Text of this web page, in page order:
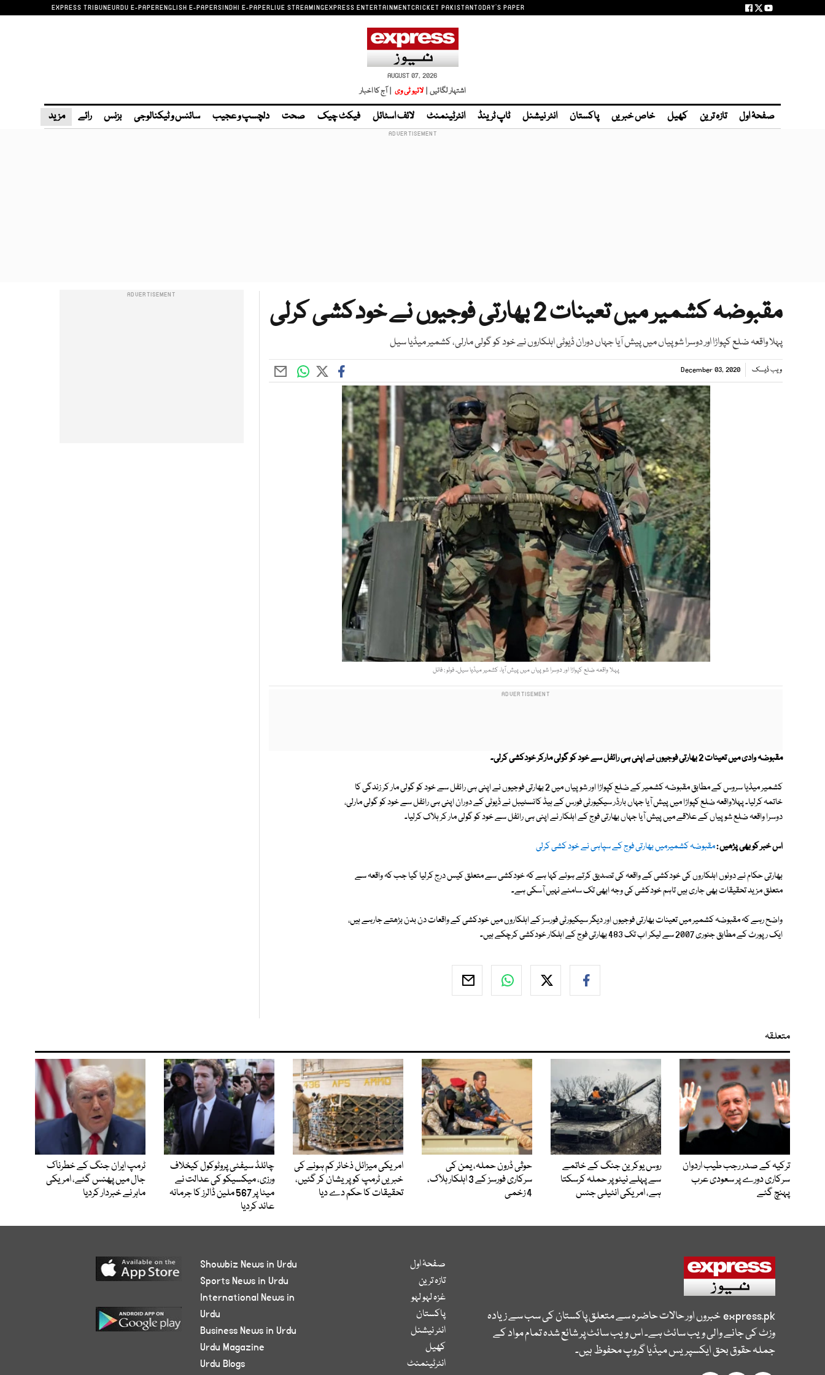
EXPRESS TRIBUNEURDU E-PAPERENGLISH E-PAPERSINDHI E-PAPERLIVE STREAMINGEXPRESS ENTERTAINMENTCRICKET PAKISTANTODAY'S PAPER
AUGUST 07, 2026
اشتہار لگائیں | لائیو ٹی وی | آج کا اخبار
صفحۂ اول تازہ ترین کھیل خاص خبریں پاکستان انٹر نیشنل ٹاپ ٹرینڈ انٹرٹینمنٹ لائف اسٹائل فیکٹ چیک صحت دلچسپ و عجیب سائنس و ٹیکنالوجی بزنس رائے مزید
مقبوضہ کشمیر میں تعینات 2 بھارتی فوجیوں نے خودکشی کرلی
پہلا واقعہ ضلع کپواڑا اور دوسرا شوپیاں میں پیش آیا جہاں دوران ڈیوٹی اہلکاروں نے خود کو گولی مارلی، کشمیر میڈیا سیل
ویب ڈیسک December 03, 2020
پہلا واقعہ ضلع کپواڑا اور دوسرا شوپیاں میں پیش آیا، کشمیر میڈیا سیل۔ فوٹو : فائل
مقبوضہ وادی میں تعینات 2 بھارتی فوجیوں نے اپنی ہی رائفل سے خود کو گولی مارکر خودکشی کرلی۔
کشمیر میڈیا سروس کے مطابق مقبوضہ کشمیر کے ضلع کپواڑا اور شوپیاں میں 2 بھارتی فوجیوں نے اپنی ہی رائفل سے خود کو گولی مار کر زندگی کا
خاتمہ کرلیا۔ پہلاواقعہ ضلع کپواڑا میں پیش آیا جہاں بارڈر سیکیورٹی فورس کے ہیڈ کانسٹیبل نے ڈیوٹی کے دوران اپنی ہی رائفل سے خود کو گولی مارلی،
دوسرا واقعہ ضلع شوپیاں کے علاقے میں پیش آیا جہاں بھارتی فوج کے اہلکار نے اپنی ہی رائفل سے خود کو گولی مار کر ہلاک کرلیا۔
اس خبر کو بھی پڑھیں :مقبوضہ کشمیرمیں بھارتی فوج کے سپاہی نے خود کشی کرلی
بھارتی حکام نے دونوں اہلکاروں کی خودکشی کے واقعہ کی تصدیق کرتے ہوئے کہا ہے کہ خودکشی سے متعلق کیس درج کرلیا گیا جب کہ واقعہ سے
متعلق مزید تحقیقات بھی جاری ہیں تاہم خودکشی کی وجہ ابھی تک سامنے نہیں آسکی ہے۔
واضح رہے کہ مقبوضہ کشمیر میں تعینات بھارتی فوجیوں اور دیگر سیکیورٹی فورسز کے اہلکاروں میں خودکشی کے واقعات دن بدن بڑھتے جارہے ہیں،
ایک رپورٹ کے مطابق جنوری 2007 سے لیکر اب تک 483 بھارتی فوج کے اہلکار خودکشی کرچکے ہیں۔
متعلقہ
ترکیہ کے صدر رجب طیب اردوان
سرکاری دورے پر سعودی عرب
پہنچ گئے
روس یوکرین جنگ کے خاتمے
سے پہلے نیٹو پر حملہ کرسکتا
ہے، امریکی انٹیلی جنس
حوثی ڈرون حملہ، یمن کی
سرکاری فورسز کے 3 اہلکار ہلاک،
4 زخمی
امریکی میزائل ذخائر کم ہونے کی
خبریں ٹرمپ کو پریشان کر گئیں،
تحقیقات کا حکم دے دیا
چائلڈ سیفٹی پروٹوکول کیخلاف
ورزی، میکسیکو کی عدالت نے
میٹا پر 567 ملین ڈالرز کا جرمانہ
عائد کردیا
ٹرمپ ایران جنگ کے خطرناک
جال میں پھنس گئے، امریکی
ماہر نے خبردار کردیا
express.pkخبروں اور حالات حاضرہ سے متعلق پاکستان کی سب سے زیادہ
وزٹ کی جانے والی ویب سائٹ ہے۔ اس ویب سائٹ پر شائع شدہ تمام مواد کے
جملہ حقوق بحق ایکسپریس میڈیا گروپ محفوظ ہیں۔
صفحۂ اول
تازہ ترین
غزہ لہو لہو
پاکستان
انٹر نیشنل
کھیل
انٹرٹینمنٹ
Showbiz News in Urdu
Sports News in Urdu
International News in
Urdu
Business News in Urdu
Urdu Magazine
Urdu Blogs